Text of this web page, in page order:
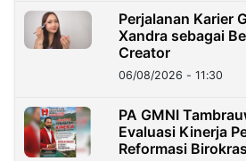
Perjalanan Karier
Xandra sebagai
Creator
06/08/2026 - 11:30
PA GMNI
Evaluasi Kinerja
Reformasi